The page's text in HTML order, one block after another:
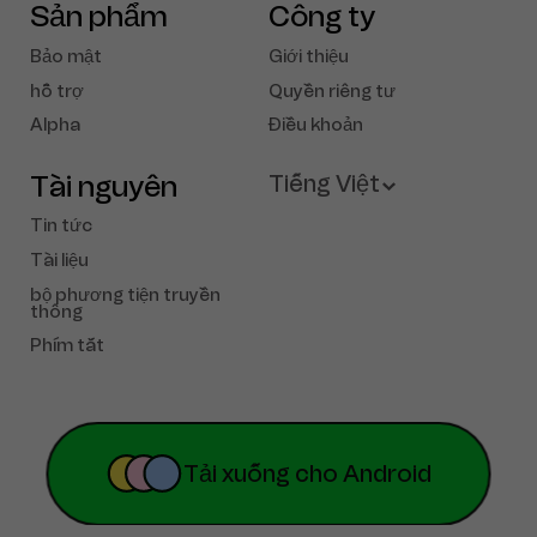
Sản phẩm
Bảo mật
hỗ trợ
Alpha
Công ty
Giới thiệu
Quyền riêng tư
Điều khoản
Tài nguyên
Tin tức
Tài liệu
bộ phương tiện truyền
thông
Phím tắt
Tiếng Việt
Tải xuống cho Android